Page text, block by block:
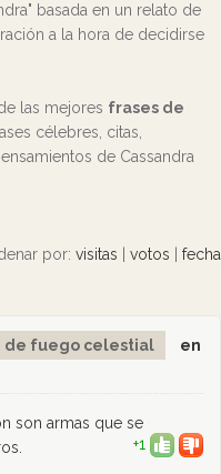
basada en un relato de
a la hora de decidirse
las mejores frases de
célebres, citas,
de Cassandra
por: visitas votos fecha
de fuego celestial
en
son armas que se
+1